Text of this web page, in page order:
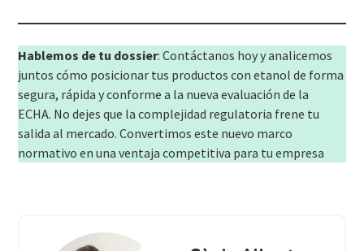
Hablemos de tu dossier: Contáctanos hoy y analicemos
juntos cómo posicionar tus productos con etanol de forma
segura, rápida y conforme a la nueva evaluación de la
ECHA. No dejes que la complejidad regulatoria frene tu
salida al mercado. Convertimos este nuevo marco
normativo en una ventaja competitiva para tu empresa